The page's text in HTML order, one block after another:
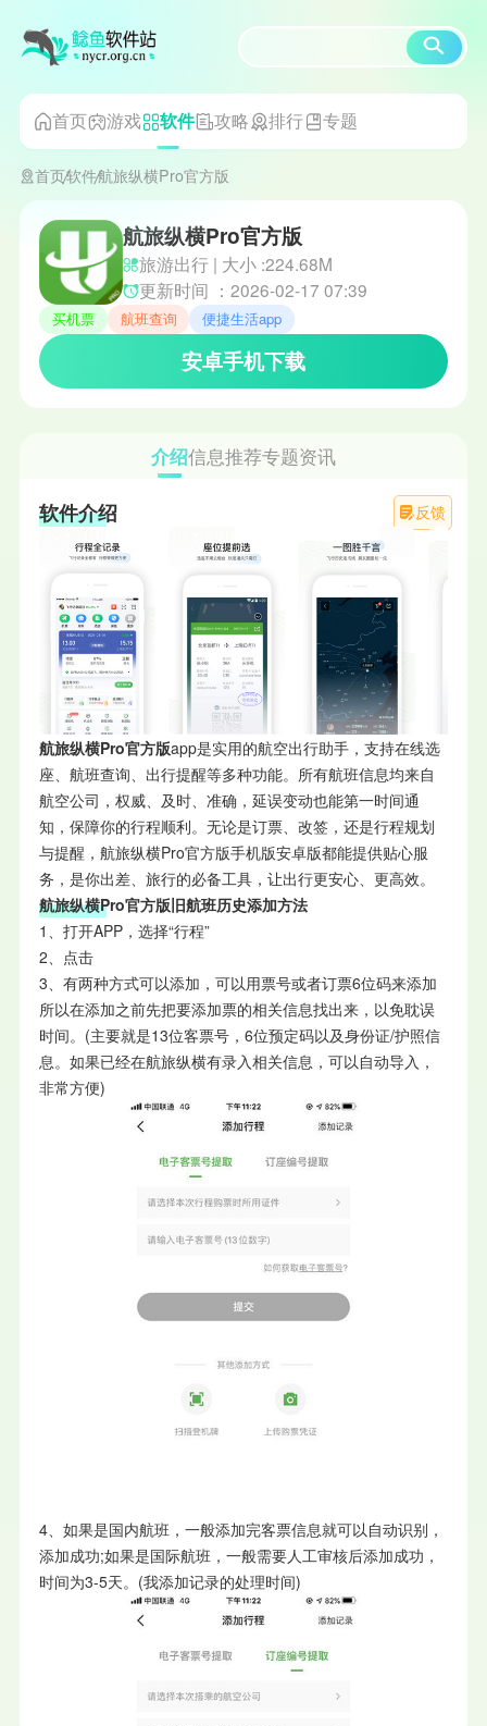
首页 游戏 软件 攻略 排行 专题
首页软件航旅纵横Pro官方版
航旅纵横Pro官方版
旅游出行 | 大小 :224.68M
更新时间 ：2026-02-17 07:39
买机票 航班查询 便捷生活app
安卓手机下载
介绍信息推荐专题资讯
反馈
软件介绍
航旅纵横Pro官方版app是实用的航空出行助手，支持在线选
座、航班查询、出行提醒等多种功能。所有航班信息均来自
航空公司，权威、及时、准确，延误变动也能第一时间通
知，保障你的行程顺利。无论是订票、改签，还是行程规划
与提醒，航旅纵横Pro官方版手机版安卓版都能提供贴心服
务，是你出差、旅行的必备工具，让出行更安心、更高效。
航旅纵横Pro官方版旧航班历史添加方法
1、打开APP，选择“行程”
2、点击
3、有两种方式可以添加，可以用票号或者订票6位码来添加
所以在添加之前先把要添加票的相关信息找出来，以免耽误
时间。(主要就是13位客票号，6位预定码以及身份证/护照信
息。如果已经在航旅纵横有录入相关信息，可以自动导入，
非常方便)
4、如果是国内航班，一般添加完客票信息就可以自动识别，
添加成功;如果是国际航班，一般需要人工审核后添加成功，
时间为3-5天。(我添加记录的处理时间)